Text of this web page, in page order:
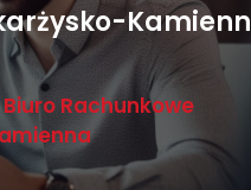
Kamienn
Biuro Rachunkowe